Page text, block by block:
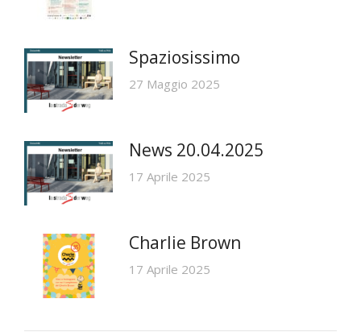
Spaziosissimo
27 Maggio 2025
News 20.04.2025
17 Aprile 2025
Charlie Brown
17 Aprile 2025